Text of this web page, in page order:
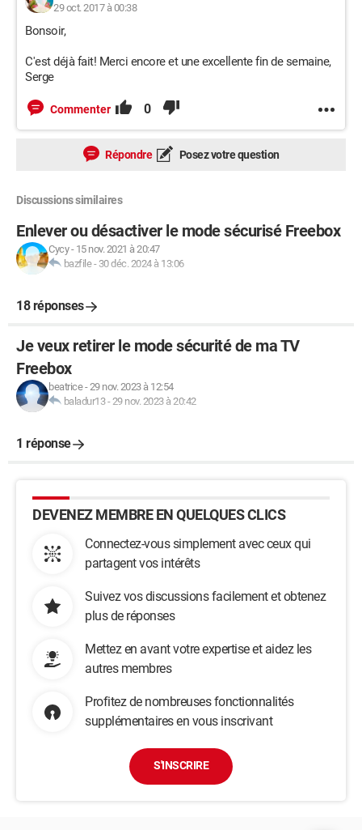
29 oct. 2017 à 00:38
Bonsoir,
C'est déjà fait! Merci encore et une excellente fin de semaine,
Serge
Commenter 0
Répondre Posez votre question
Discussions similaires
Enlever ou désactiver le mode sécurisé Freebox
Cycy- 15 nov. 2021 à 20:47
bazfile- 30 déc. 2024 à 13:06
18 réponses
Je veux retirer le mode sécurité de ma TV
Freebox
beatrice-29 nov. 2023 à 12:54
baladur13-29 nov. 2023 à 20:42
1 réponse
DEVENEZ MEMBRE EN QUELQUES CLICS
Connectez-vous simplement avec ceux qui
partagent vos intérêts
Suivez vos discussions facilement et obtenez
plus de réponses
Mettez en avant votre expertise et aidez les
autres membres
Profitez de nombreuses fonctionnalités
supplémentaires en vous inscrivant
S'INSCRIRE